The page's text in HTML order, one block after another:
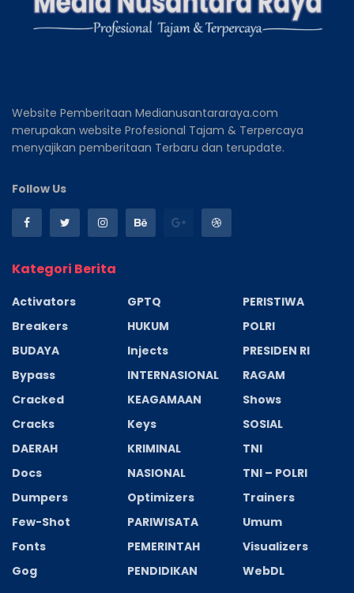
Website Pemberitaan Medianusantararaya.com
merupakan website Profesional Tajam & Terpercaya
menyajikan pemberitaan Terbaru dan terupdate.
Follow Us
Kategori Berita
Activators
Breakers
BUDAYA
Bypass
Cracked
Cracks
DAERAH
Docs
Dumpers
Few-Shot
Fonts
Gog
GPTQ
HUKUM
Injects
INTERNASIONAL
KEAGAMAAN
Keys
KRIMINAL
NASIONAL
Optimizers
PARIWISATA
PEMERINTAH
PENDIDIKAN
PERISTIWA
POLRI
PRESIDEN RI
RAGAM
Shows
SOSIAL
TNI
TNI – POLRI
Trainers
Umum
Visualizers
WebDL